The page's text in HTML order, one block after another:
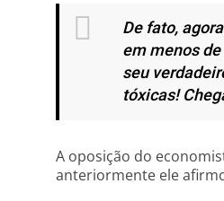
De fato,
em menos
seu
tóxicas!
A oposição do
anteriormente ele